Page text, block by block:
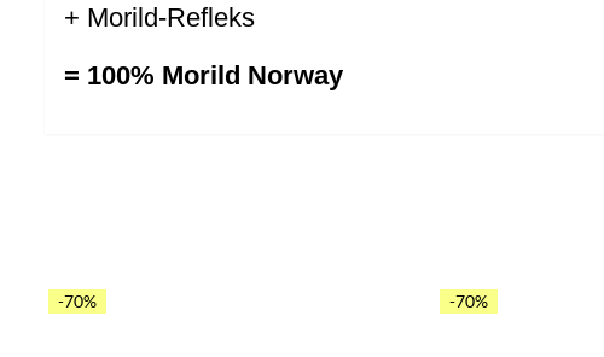
+ Morild-Refleks
= 100% Morild Norway
-70% -70%